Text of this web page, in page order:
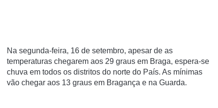
Na segunda-feira, 16 de setembro, apesar de as
temperaturas chegarem aos 29 graus em Braga, espera-se
chuva em todos os distritos do norte do País. As mínimas
vão chegar aos 13 graus em Bragança e na Guarda.